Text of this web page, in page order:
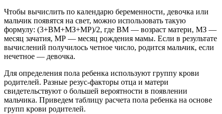
Чтобы вычислить по календарю беременности, девочка или
мальчик появятся на свет, можно использовать такую
формулу: (3+ВМ+МЗ+МР)/2, где ВМ — возраст матери, МЗ —
месяц зачатия, МР — месяц рождения мамы. Если в результате
вычислений получилось четное число, родится мальчик, если
нечетное — девочка.
Для определения пола ребенка используют группу крови
родителей. Разные резус-факторы отца и матери
свидетельствуют о большей вероятности в появлении
мальчика. Приведем таблицу расчета пола ребенка на основе
групп крови родителей.